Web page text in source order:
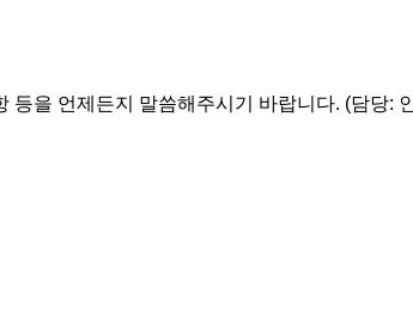
을 언제든지 말씀해주시기 바랍니다. (담당: